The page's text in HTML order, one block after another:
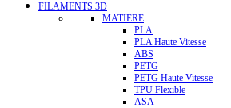
FILAMENTS 3D
MATIERE
PLA
PLA Haute Vitesse
ABS
PETG
PETG Haute Vitesse
TPU Flexible
ASA